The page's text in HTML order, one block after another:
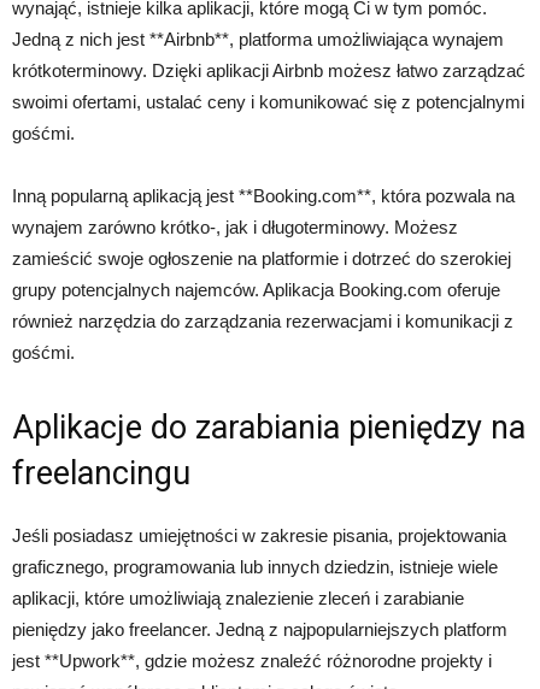
wynająć, istnieje kilka aplikacji, które mogą Ci w tym pomóc.
Jedną z nich jest **Airbnb**, platforma umożliwiająca wynajem
krótkoterminowy. Dzięki aplikacji Airbnb możesz łatwo zarządzać
swoimi ofertami, ustalać ceny i komunikować się z potencjalnymi
gośćmi.
Inną popularną aplikacją jest **Booking.com**, która pozwala na
wynajem zarówno krótko-, jak i długoterminowy. Możesz
zamieścić swoje ogłoszenie na platformie i dotrzeć do szerokiej
grupy potencjalnych najemców. Aplikacja Booking.com oferuje
również narzędzia do zarządzania rezerwacjami i komunikacji z
gośćmi.
Aplikacje do zarabiania pieniędzy na
freelancingu
Jeśli posiadasz umiejętności w zakresie pisania, projektowania
graficznego, programowania lub innych dziedzin, istnieje wiele
aplikacji, które umożliwiają znalezienie zleceń i zarabianie
pieniędzy jako freelancer. Jedną z najpopularniejszych platform
jest **Upwork**, gdzie możesz znaleźć różnorodne projekty i